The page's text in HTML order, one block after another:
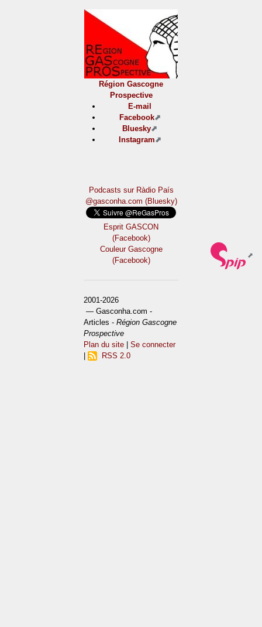
Région Gascogne
Prospective
E-mail
Facebook
Bluesky
Instagram
Podcasts sur Ràdio País
@gasconha.com (Bluesky)
Esprit GASCON
(Facebook)
Couleur Gascogne
(Facebook)
2001-2026
— Gasconha.com -
Articles -Région Gascogne
Prospective
Plan du site |Se connecter
RSS 2.0